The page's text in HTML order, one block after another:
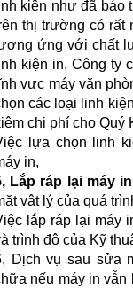
kiện như đã báo
thị trường có rất
ứng với chất
kiện in, Công ty
vực máy văn
các loại linh
chi phí cho Quý
lựa chọn linh
in,
Lắp ráp lại máy
vật lý của quá
lắp ráp lại máy
trình độ của Kỹ
Dịch vụ sau sửa
nếu máy in